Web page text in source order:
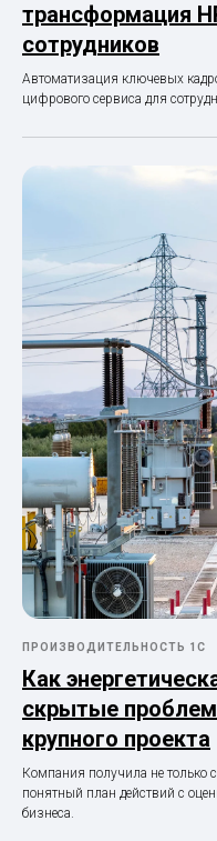
трансформация
сотрудников
Автоматизация ключевых
цифрового сервиса для
ПРОИЗВОДИТЕЛЬНОСТЬ 1С
Как
скрытые
крупного проекта
Компания получила не только
понятный план действий с
бизнеса.